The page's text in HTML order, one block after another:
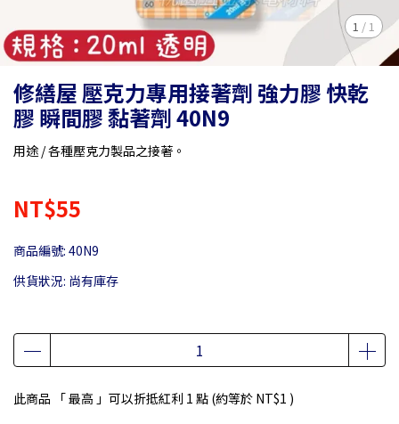
1 / 1
修繕屋 壓克力專用接著劑 強力膠 快乾
膠 瞬間膠 黏著劑 40N9
用途 / 各種壓克力製品之接著。
NT$55
商品編號: 40N9
供貨狀況: 尚有庫存
此商品 「 最高 」可以折抵紅利 1 點 (約等於 NT$1 )